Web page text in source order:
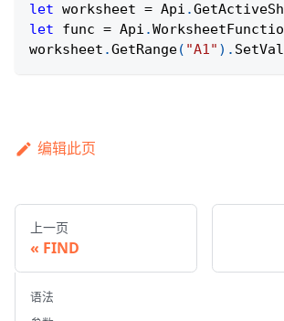
let worksheet = Api .
let func = Api .
worksheet .GetRange( "A1" ) .
编辑此页
上一页
FIND
语法